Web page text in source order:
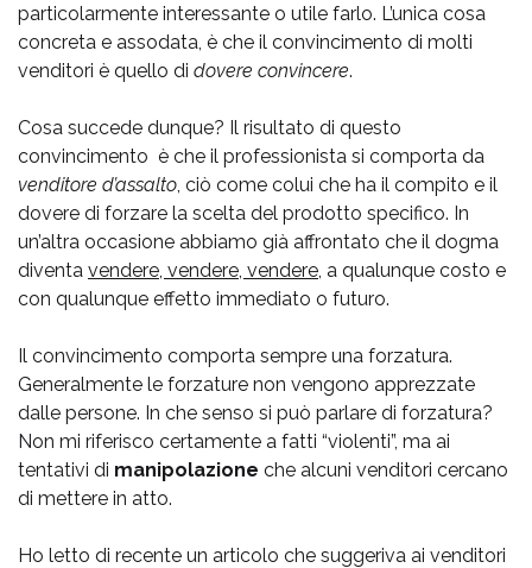
particolarmente interessante o utile farlo. L’unica cosa
concreta e assodata, è che il convincimento di molti
venditori è quello di dovere convincere.
Cosa succede dunque? Il risultato di questo
convincimento è che il professionista si comporta da
venditore d’assalto , ciò come colui che ha il compito e il
dovere di forzare la scelta del prodotto specifico. In
un’altra occasione abbiamo già affrontato che il dogma
diventa vendere, vendere, vendere , a qualunque costo e
con qualunque effetto immediato o futuro.
Il convincimento comporta sempre una forzatura.
Generalmente le forzature non vengono apprezzate
dalle persone. In che senso si può parlare di forzatura?
Non mi riferisco certamente a fatti “violenti”, ma ai
tentativi di manipolazione che alcuni venditori cercano
di mettere in atto.
Ho letto di recente un articolo che suggeriva ai venditori